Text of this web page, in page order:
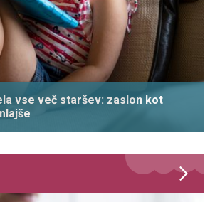
vse več staršev: zaslon kot